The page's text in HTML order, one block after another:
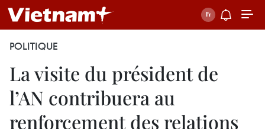
POLITIQUE
La visite du président de
l’AN contribuera au
renforcement des relations